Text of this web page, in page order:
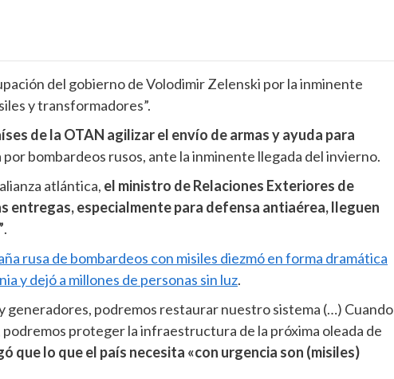
del gobierno de Volodimir Zelenski por la inminente
y transformadores”.
de la OTAN agilizar el envío de armas y ayuda para
por bombardeos rusos, ante la inminente llegada del invierno.
atlántica, el ministro de Relaciones Exteriores de
entregas, especialmente para defensa antiaérea, lleguen
.
rusa de bombardeos con misiles diezmó en forma dramática
y dejó a millones de personas sin luz.
generadores, podremos restaurar nuestro sistema (…) Cuando
proteger la infraestructura de la próxima oleada de
que lo que el país necesita «con urgencia son (misiles)